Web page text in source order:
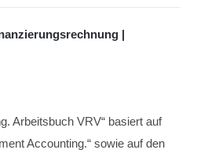
|
Arbeitsbuch VRV“ basiert auf
Accounting.“ sowie auf den